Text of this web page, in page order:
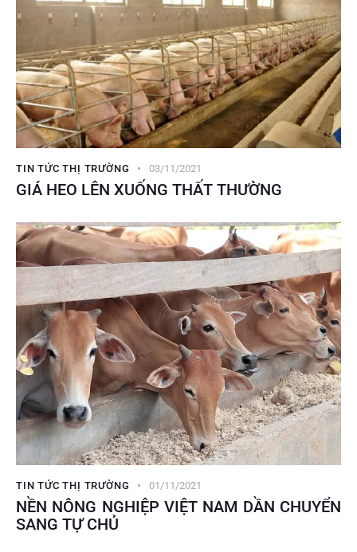
TIN TỨC THỊ TRƯỜNG 03/11/2021
GIÁ HEO LÊN XUỐNG THẤT THƯỜNG
TIN TỨC THỊ TRƯỜNG 01/11/2021
NỀN NÔNG NGHIỆP VIỆT NAM DẦN CHUYỂN
SANG TỰ CHỦ